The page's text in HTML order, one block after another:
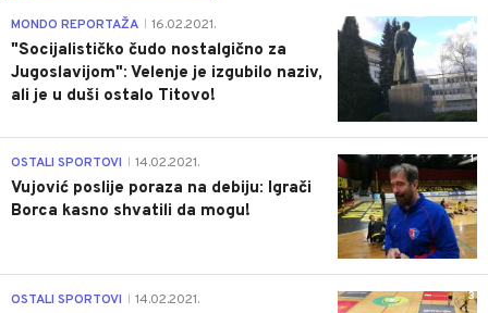
4
MONDO REPORTAŽA 16.02.2021.
"Socijalističko čudo nostalgično za
Jugoslavijom": Velenje je izgubilo naziv,
ali je u duši ostalo Titovo!
1
OSTALI SPORTOVI 14.02.2021.
Vujović poslije poraza na debiju: Igrači
Borca kasno shvatili da mogu!
3
OSTALI SPORTOVI 14.02.2021.